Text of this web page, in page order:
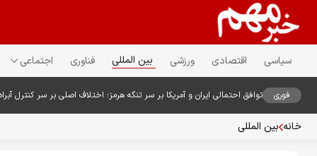
سیاسی اقتصادی ورزشی بین المللی فناوری اجتماعی
فوری توافق احتمالی ایران و آمریکا بر سر تنگه هرمز؛ اختلاف اصلی بر سر کنترل
خانه بین المللی